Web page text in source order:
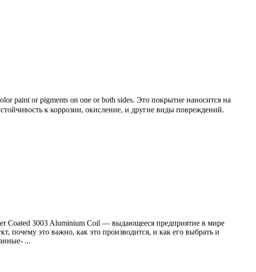
paint or pigments on one or both sides. Это покрытие наносится на
к коррозии, окисление, и другие виды повреждений.
Coated 3003 Aluminium Coil — выдающееся предприятие в мире
почему это важно, как это производится, и как его выбрать и
...